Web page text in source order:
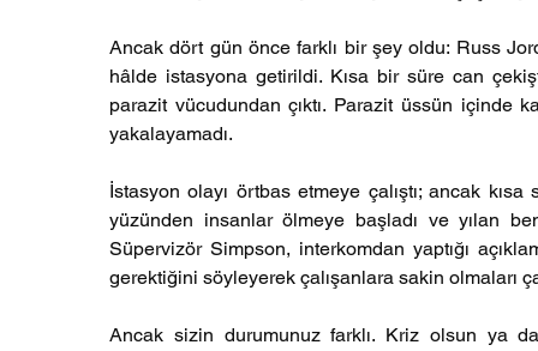
Ancak dört gün önce farklı bir şey oldu: Russ
hâlde istasyona getirildi. Kısa bir süre can
parazit vücudundan çıktı. Parazit üssün içinde
yakalayamadı.
İstasyon olayı örtbas etmeye çalıştı; ancak
yüzünden insanlar ölmeye başladı ve yılan
Süpervizör Simpson, interkomdan yaptığı
gerektiğini söyleyerek çalışanlara sakin olmaları
Ancak sizin durumunuz farklı. Kriz olsun ya